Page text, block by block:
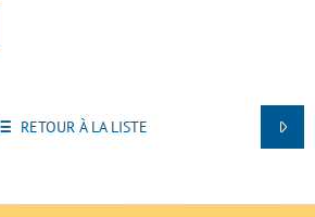
RETOUR À LA LISTE